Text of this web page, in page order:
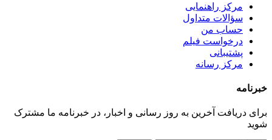
مرکز راهنمایی
سؤالات متداول
حساب من
درخواست فیلم
پشتیبانی
مرکز رسانه
خبرنامه
برای دریافت آخرین به روز رسانی و اخبار، در خبرنامه ما مشترک
شوید